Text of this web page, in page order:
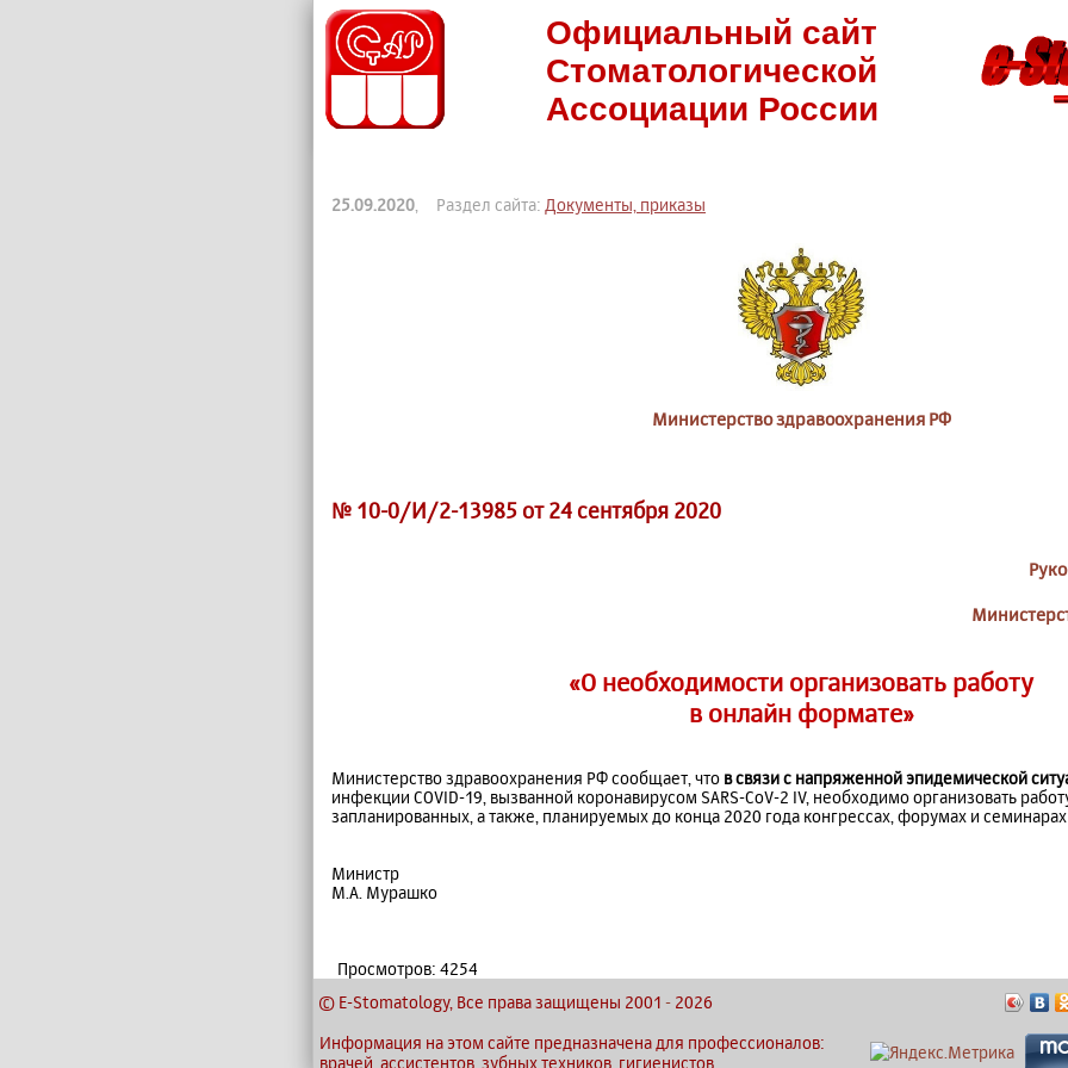
Официальный сайт
Стоматологической
Ассоциации России
25.09.2020 , Раздел сайта: Документы, приказы
Министерство здравоохранения РФ
№ 10-0/И/2-13985 от 24 сентября 2020
«О необходимости организовать работу
в онлайн формате»
Министерство здравоохранения РФ сообщает, что в связи с напряженной эпидемической
инфекции COVID-19, вызванной коронавирусом SARS-CoV-2 IV, необходимо организовать
запланированных, а также, планируемых до конца 2020 года конгрессах, форумах и
Министр
М.А. Мурашко
Просмотров: 4254
© E-Stomatology, Все права защищены 2001 - 2026
Информация на этом сайте предназначена для профессионалов:
врачей, ассистентов, зубных техников, гигиенистов